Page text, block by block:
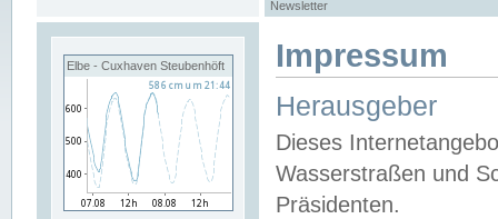
Newsletter
Elbe - Cuxhaven Steubenhöft Impressum
Herausgeber
Dieses
Wasserstraßen und
Präsidenten.